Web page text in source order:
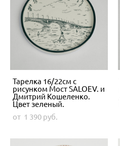
Тарелка 16/22см с
рисунком Мост SALOEV. и
Дмитрий Кошеленко.
Цвет зеленый.
от 1 390 pуб.